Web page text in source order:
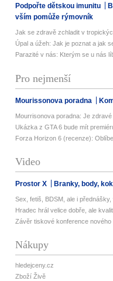
Podpořte dětskou imunitu
vším pomůže rýmovník
Jak se zdravě zchladit v
Úpal a úžeh: Jak je poznat a jak
Parazité v nás: Kterým se u nás
Pro nejmenší
Mourissonova poradna
Mourrisonova poradna: Je
Ukázka z GTA 6 bude mít
Forza Horizon 6 (recenze):
Video
Prostor X Branky, body,
Sex, fetiš, BDSM, ale i
Hradec hrál velice dobře, ale
Závěr tiskové konference
Nákupy
hledejceny.cz
Zboží Živě